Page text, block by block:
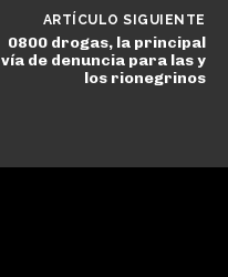
ARTÍCULO SIGUIENTE
0800 drogas, la principal
vía de denuncia para las y
los rionegrinos